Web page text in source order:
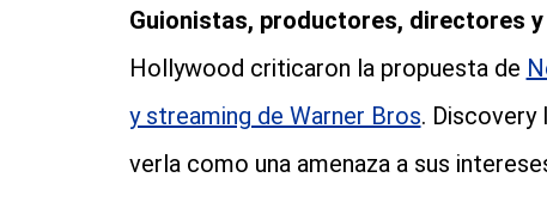
Guionistas, productores, directores
Hollywood criticaron la propuesta de
y streaming de Warner Bros. Discovery
verla como una amenaza a sus